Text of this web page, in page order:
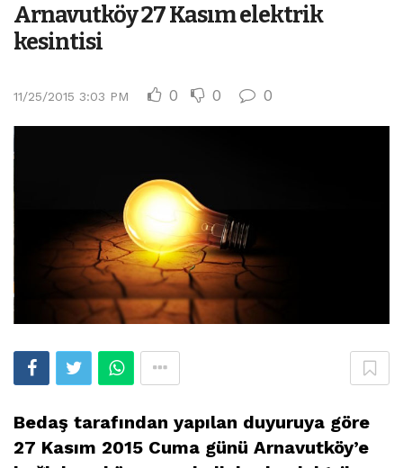
Arnavutköy 27 Kasım elektrik
kesintisi
11/25/2015 3:03 PM 0 0 0
Bedaş tarafından yapılan duyuruya göre
27 Kasım 2015 Cuma günü Arnavutköy’e